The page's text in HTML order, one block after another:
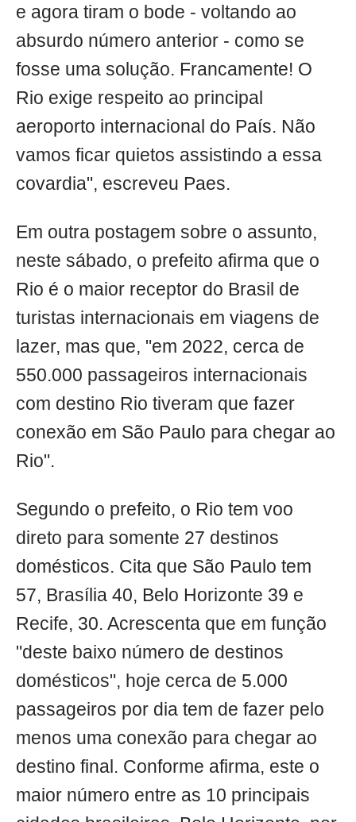
e agora tiram o bode - voltando ao
absurdo número anterior - como se
fosse uma solução. Francamente! O
Rio exige respeito ao principal
aeroporto internacional do País. Não
vamos ficar quietos assistindo a essa
covardia", escreveu Paes.
Em outra postagem sobre o assunto,
neste sábado, o prefeito afirma que o
Rio é o maior receptor do Brasil de
turistas internacionais em viagens de
lazer, mas que, "em 2022, cerca de
550.000 passageiros internacionais
com destino Rio tiveram que fazer
conexão em São Paulo para chegar ao
Rio".
Segundo o prefeito, o Rio tem voo
direto para somente 27 destinos
domésticos. Cita que São Paulo tem
57, Brasília 40, Belo Horizonte 39 e
Recife, 30. Acrescenta que em função
"deste baixo número de destinos
domésticos", hoje cerca de 5.000
passageiros por dia tem de fazer pelo
menos uma conexão para chegar ao
destino final. Conforme afirma, este o
maior número entre as 10 principais